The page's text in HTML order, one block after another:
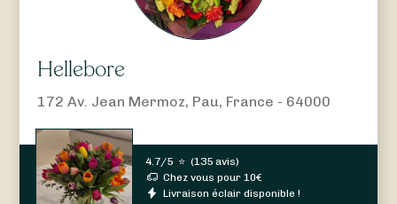
Hellebore
172 Av. Jean Mermoz, Pau, France - 64000
4.7/5 ⭐ (135 avis)
Chez vous pour10€
Livraison éclair disponible !